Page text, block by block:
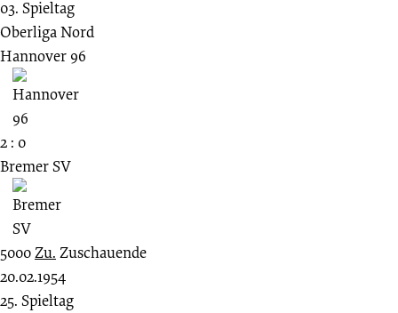
03. Spieltag
Oberliga Nord
Hannover 96
2 : 0
Bremer SV
5000Zu. Zuschauende
20.02.1954
25. Spieltag